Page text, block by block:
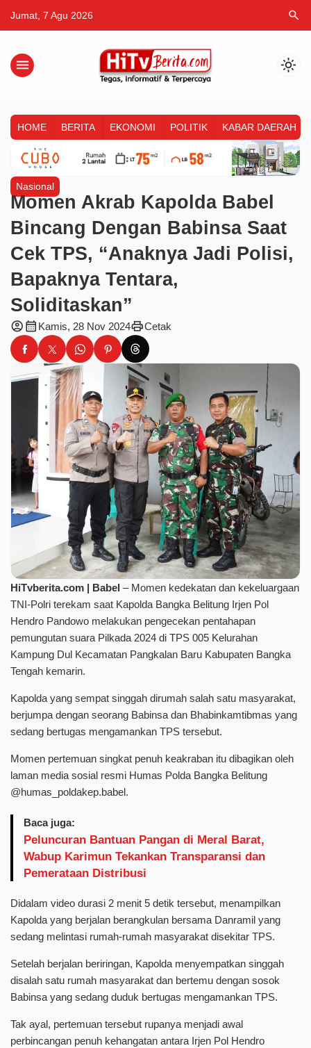
Jumat, 7 Agu 2026 search
menu light_mode
HOME BERITA EKONOMI POLITIK KABAR DAERAH
Nasional
Momen Akrab Kapolda Babel
Bincang Dengan Babinsa Saat
Cek TPS, “Anaknya Jadi Polisi,
Bapaknya Tentara,
Soliditaskan”
account_circlecalendar_month Kamis, 28 Nov 2024printCetak
HiTvberita.com | Babel – Momen kedekatan dan kekeluargaan
TNI-Polri terekam saat Kapolda Bangka Belitung Irjen Pol
Hendro Pandowo melakukan pengecekan pentahapan
pemungutan suara Pilkada 2024 di TPS 005 Kelurahan
Kampung Dul Kecamatan Pangkalan Baru Kabupaten Bangka
Tengah kemarin.
Kapolda yang sempat singgah dirumah salah satu masyarakat,
berjumpa dengan seorang Babinsa dan Bhabinkamtibmas yang
sedang bertugas mengamankan TPS tersebut.
Momen pertemuan singkat penuh keakraban itu dibagikan oleh
laman media sosial resmi Humas Polda Bangka Belitung
@humas_poldakep.babel.
Baca juga:
Peluncuran Bantuan Pangan di Meral Barat,
Wabup Karimun Tekankan Transparansi dan
Pemerataan Distribusi
Didalam video durasi 2 menit 5 detik tersebut, menampilkan
Kapolda yang berjalan berangkulan bersama Danramil yang
sedang melintasi rumah-rumah masyarakat disekitar TPS.
Setelah berjalan beriringan, Kapolda menyempatkan singgah
disalah satu rumah masyarakat dan bertemu dengan sosok
Babinsa yang sedang duduk bertugas mengamankan TPS.
Tak ayal, pertemuan tersebut rupanya menjadi awal
perbincangan penuh kehangatan antara Irjen Pol Hendro